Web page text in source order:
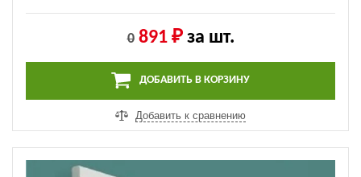
0 891 ₽за шт.
ДОБАВИТЬ В КОРЗИНУ
Добавить к сравнению